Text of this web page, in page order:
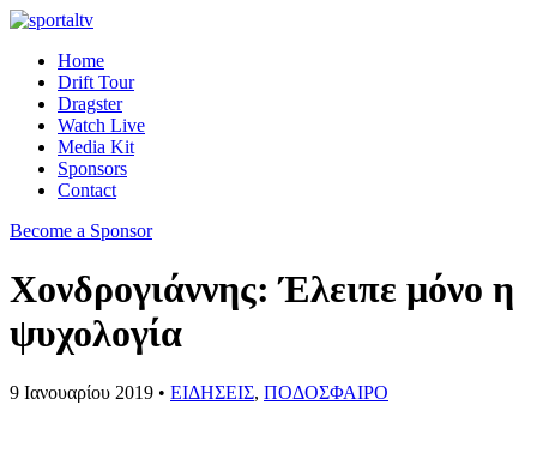
Home
Drift Tour
Dragster
Watch Live
Media Kit
Sponsors
Contact
Become a Sponsor
Χονδρογιάννης: Έλειπε μόνο η
ψυχολογία
9 Ιανουαρίου 2019 • ΕΙΔΗΣΕΙΣ, ΠΟΔΟΣΦΑΙΡΟ